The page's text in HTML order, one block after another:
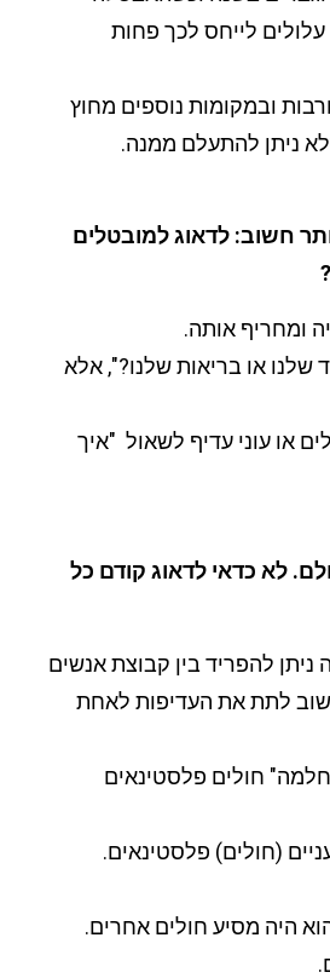
אנחנו עלולים לייחס לכך פחות
ובמקומות נוספים מחוץ
ניתן להתעלם ממנה.
חשוב: לדאוג למובטלים
ומחריף אותה.
או בריאות שלנו?", אלא
או עוני עדיף לשאול "איך
לא כדאי לדאוג קודם כל
להפריד בין קבוצת אנשים
לתת את העדיפות לאחת
חולים פלסטינאים
(חולים) פלסטינאים.
היה מסיע חולים אחרים.